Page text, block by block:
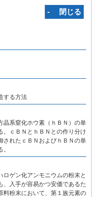
‐ 閉じる
する方法
晶系窒化ホウ素（ｈＢＮ）の単
。ｃＢＮとｈＢＮとの作り分け
されたｃＢＮおよびｈＢＮの単
ゲン化アンモニウムの粉末と
、入手が容易かつ安価であるた
料粉末において、第１族元素の